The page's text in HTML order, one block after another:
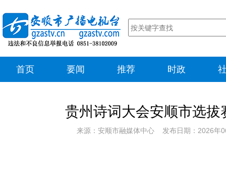
首页 要闻 推荐 时政
贵州诗词大会安顺市选拔
来源：安顺市融媒体中心 发布日期：2026年